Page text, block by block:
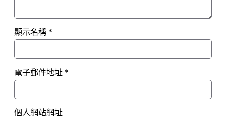
顯示名稱 *
電子郵件地址 *
個人網站網址